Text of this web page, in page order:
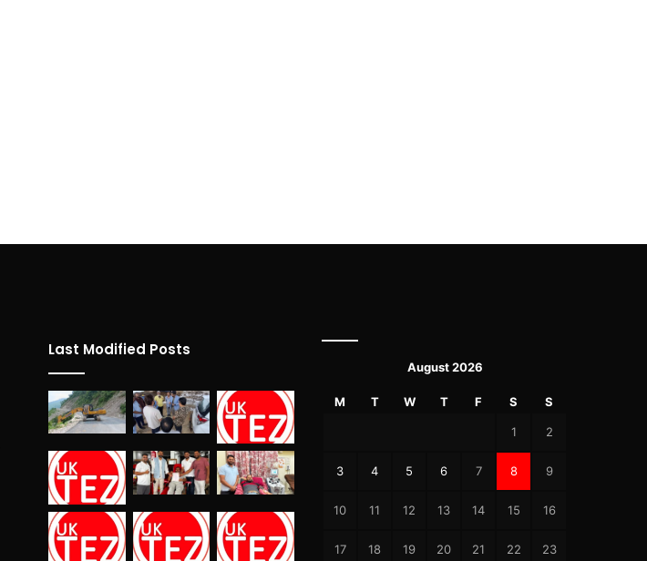
Last Modified Posts
August 2026
M T W T F S S
1 2
3 4 5 6 7 8 9
10 11 12 13 14 15 16
17 18 19 20 21 22 23